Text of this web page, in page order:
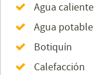
Agua caliente
Agua potable
Botiquín
Calefacción